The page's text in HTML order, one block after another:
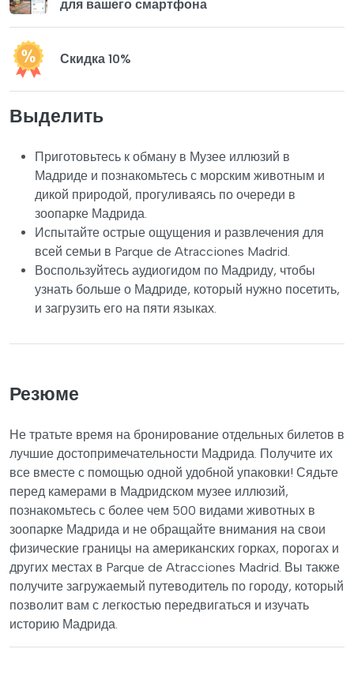
для вашего смартфона
Скидка 10%
Выделить
Приготовьтесь к обману в Музее иллюзий в
Мадриде и познакомьтесь с морским животным и
дикой природой, прогуливаясь по очереди в
зоопарке Мадрида.
Испытайте острые ощущения и развлечения для
всей семьи в Parque de Atracciones Madrid.
Воспользуйтесь аудиогидом по Мадриду, чтобы
узнать больше о Мадриде, который нужно посетить,
и загрузить его на пяти языках.
Резюме
Не тратьте время на бронирование отдельных билетов в
лучшие достопримечательности Мадрида. Получите их
все вместе с помощью одной удобной упаковки! Сядьте
перед камерами в Мадридском музее иллюзий,
познакомьтесь с более чем 500 видами животных в
зоопарке Мадрида и не обращайте внимания на свои
физические границы на американских горках, порогах и
других местах в Parque de Atracciones Madrid. Вы также
получите загружаемый путеводитель по городу, который
позволит вам с легкостью передвигаться и изучать
историю Мадрида.